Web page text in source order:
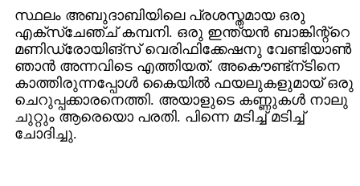
സ്ഥലം അബുദാബിയിലെ പ്രശസ്തമായ ഒരു
എക്സ്ചേഞ്ച് കമ്പനി. ഒരു ഇന്ത്യന്‍ ബാങ്കിന്റ്റെ
മണിഡ്രോയിങ്സ് വെരിഫിക്കേഷനു വേണ്ടിയാണ്‍
ഞാന്‍ അന്നവിടെ എത്തിയത്. അകൌണ്ട്ന്ടിനെ
കാത്തിരുന്നപ്പോള്‍ കൈയില്‍ ഫയലുകളുമായ് ഒരു
ചെറുപ്പക്കാരനെത്തി. അയാളുടെ കണ്ണുകള്‍ നാലു
ചുറ്റും ആരെയൊ പരതി. പിന്നെ മടിച്ച് മടിച്ച്
ചോദിച്ചു.